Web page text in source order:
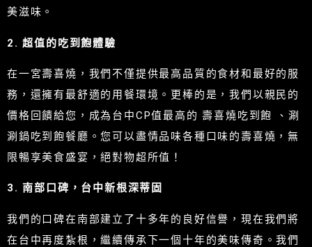
美滋味。
2. 超值的吃到飽體驗
在一宮壽喜燒，我們不僅提供最高品質的食材和最好的服
務，還擁有最舒適的用餐環境。更棒的是，我們以親民的
價格回饋給您，成為台中CP值最高的 壽喜燒吃到飽 、涮
涮鍋吃到飽餐廳。您可以盡情品味各種口味的壽喜燒，無
限暢享美食盛宴，絕對物超所值！
3. 南部口碑，台中新根深蒂固
我們的口碑在南部建立了十多年的良好信譽，現在我們將
在台中再度紮根，繼續傳承下一個十年的美味傳奇。我們